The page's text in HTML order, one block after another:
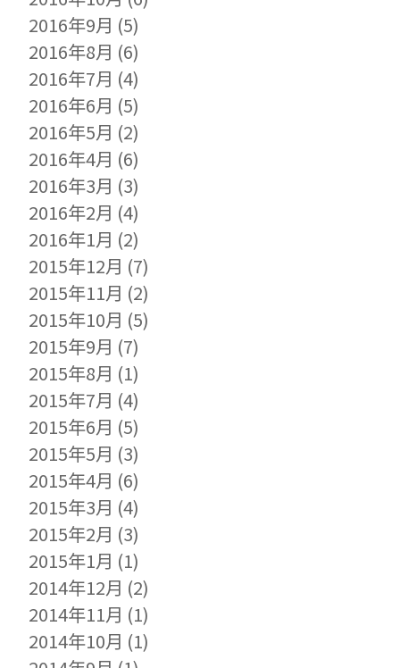
2016年9月 (5)
2016年8月 (6)
2016年7月 (4)
2016年6月 (5)
2016年5月 (2)
2016年4月 (6)
2016年3月 (3)
2016年2月 (4)
2016年1月 (2)
2015年12月 (7)
2015年11月 (2)
2015年10月 (5)
2015年9月 (7)
2015年8月 (1)
2015年7月 (4)
2015年6月 (5)
2015年5月 (3)
2015年4月 (6)
2015年3月 (4)
2015年2月 (3)
2015年1月 (1)
2014年12月 (2)
2014年11月 (1)
2014年10月 (1)